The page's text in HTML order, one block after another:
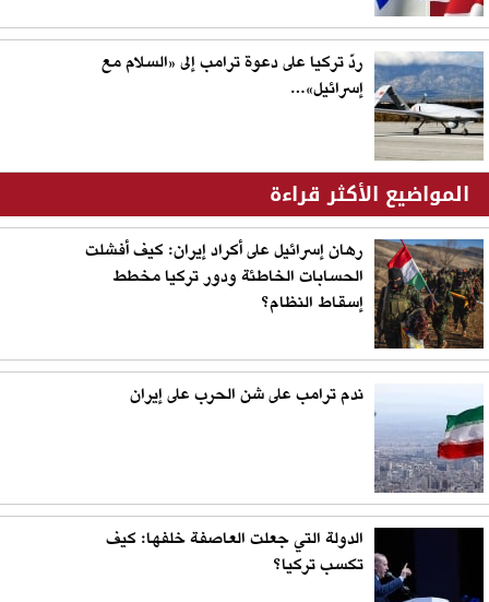
ردّ تركيا على دعوة ترامب إلى «السلام مع
إسرائيل»…
المواضيع الأكثر قراءة
رهان إسرائيل على أكراد إيران: كيف أفشلت
الحسابات الخاطئة ودور تركيا مخطط
إسقاط النظام؟
ندم ترامب على شن الحرب على إيران
الدولة التي جعلت العاصفة خلفها: كيف
تكسب تركيا؟